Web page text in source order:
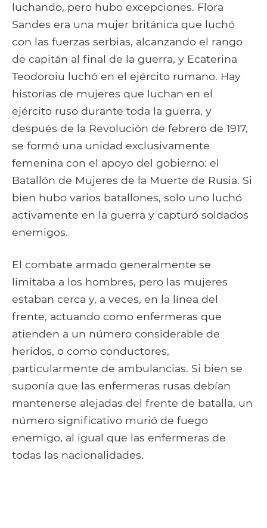
luchando, pero hubo excepciones. Flora
Sandes era una mujer británica que luchó
con las fuerzas serbias, alcanzando el rango
de capitán al final de la guerra, y Ecaterina
Teodoroiu luchó en el ejército rumano. Hay
historias de mujeres que luchan en el
ejército ruso durante toda la guerra, y
después de la Revolución de febrero de 1917,
se formó una unidad exclusivamente
femenina con el apoyo del gobierno: el
Batallón de Mujeres de la Muerte de Rusia. Si
bien hubo varios batallones, solo uno luchó
activamente en la guerra y capturó soldados
enemigos.
El combate armado generalmente se
limitaba a los hombres, pero las mujeres
estaban cerca y, a veces, en la línea del
frente, actuando como enfermeras que
atienden a un número considerable de
heridos, o como conductores,
particularmente de ambulancias. Si bien se
suponía que las enfermeras rusas debían
mantenerse alejadas del frente de batalla, un
número significativo murió de fuego
enemigo, al igual que las enfermeras de
todas las nacionalidades.